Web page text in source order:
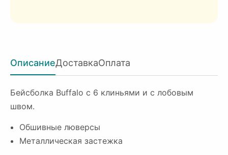
ОписаниеДоставкаОплата
Бейсболка Buffalo с 6 клиньями и с лобовым
швом.
Обшивные люверсы
Металлическая застежка